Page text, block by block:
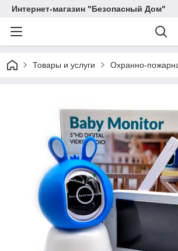
Интернет-магазин "Безопасный Дом"
Товары и услуги Охранно-